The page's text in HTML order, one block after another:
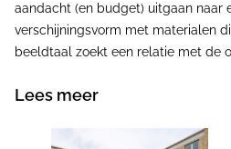
aandacht (en budget) uitgaan naar
verschijningsvorm met materialen
beeldtaal zoekt een relatie met de
Lees meer